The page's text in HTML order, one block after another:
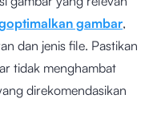
gambar,
dan jenis file. Pastikan
tidak menghambat
direkomendasikan